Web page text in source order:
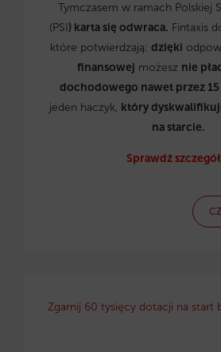
Tymczasem w ramach Polskiej
(PSI) karta się odwraca. Fintaxis
które potwierdzają: dzięki
finansowej możesz nie
dochodowego nawet przez 15
jeden haczyk, który
na starcie.
Sprawdź
Zgarnij 60 tysięcy dotacji na start